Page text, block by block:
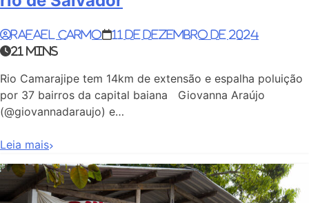
Rafael Carmo
11 de dezembro de 2024
21 mins
Rio Camarajipe tem 14km de extensão e espalha poluição
por 37 bairros da capital baiana Giovanna Araújo
(@giovannadaraujo) e…
Leia mais